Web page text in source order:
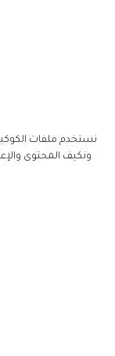
نستخدم ملفات
ونكيف المحتوى